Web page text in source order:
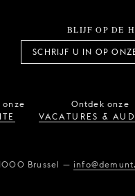
BLIJF OP DE
SCHRIJF U IN OP
onze
Ontdek onze
VACATURES &
1000 Brussel —